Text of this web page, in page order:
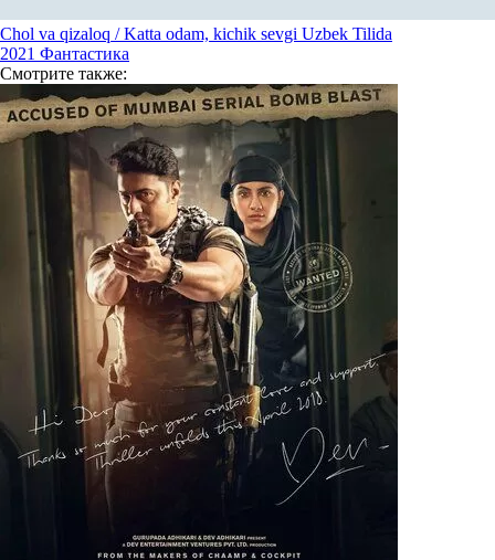
Chol va qizaloq / Katta odam, kichik sevgi Uzbek Tilida
2021 Фантастика
Смотрите также: